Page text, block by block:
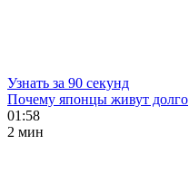
Узнать за 90 секунд
Почему японцы живут долго
01:58
2 мин